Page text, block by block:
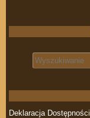
Search for:
Deklaracja Dostępności